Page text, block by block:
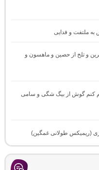
به ملتفت و فدایی
و تلخ از حصین و ماهسون و
کنم گوش از بیگ شگی و سامی